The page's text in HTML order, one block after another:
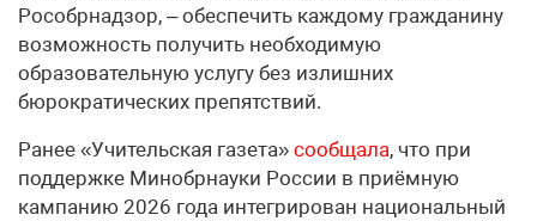
Рособрнадзор, – обеспечить каждому гражданину
возможность получить необходимую
образовательную услугу без излишних
бюрократических препятствий.
Ранее «Учительская газета» сообщала, что при
поддержке Минобрнауки России в приёмную
кампанию 2026 года интегрирован национальный